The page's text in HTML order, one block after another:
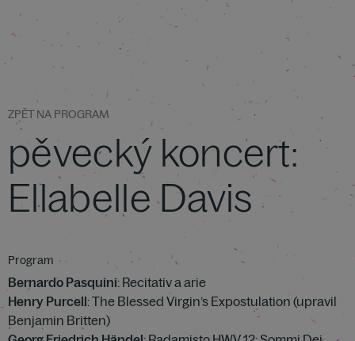
ZPĚT NA PROGRAM
pěvecký koncert:
Ellabelle Davis
Program
Bernardo Pasquini: Recitativ a arie
Henry Purcell: The Blessed Virgin’s Expostulation (upravil
Benjamin Britten)